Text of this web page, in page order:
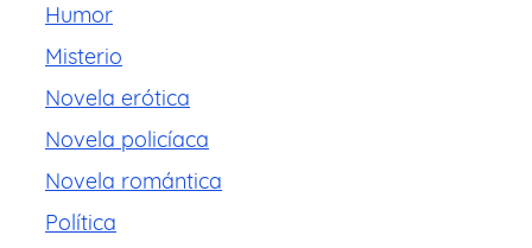
Humor
Misterio
Novela erótica
Novela policíaca
Novela romántica
Política